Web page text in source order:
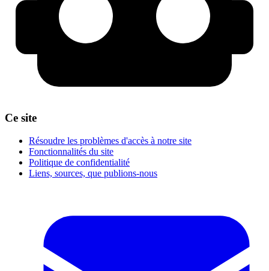
Ce site
Résoudre les problèmes d'accès à notre site
Fonctionnalités du site
Politique de confidentialité
Liens, sources, que publions-nous